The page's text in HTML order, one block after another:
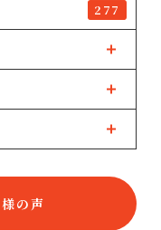
277
の声